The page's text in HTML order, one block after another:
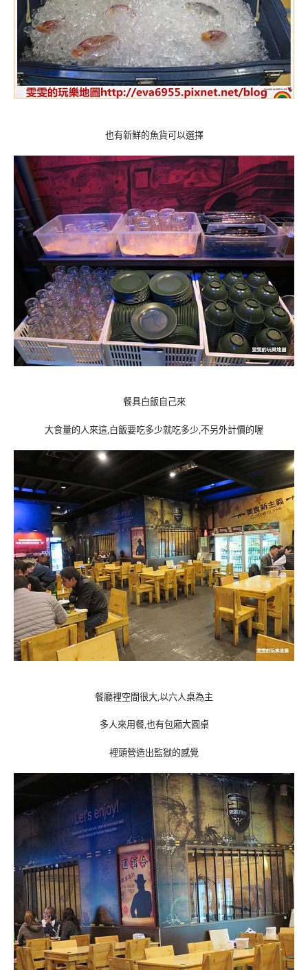
也有新鮮的魚貨可以選擇
餐具白飯自己來
大食量的人來這,白飯要吃多少就吃多少,不另外計價的喔
餐廳裡空間很大,以六人桌為主
多人來用餐,也有包廂大圓桌
裡頭營造出監獄的感覺